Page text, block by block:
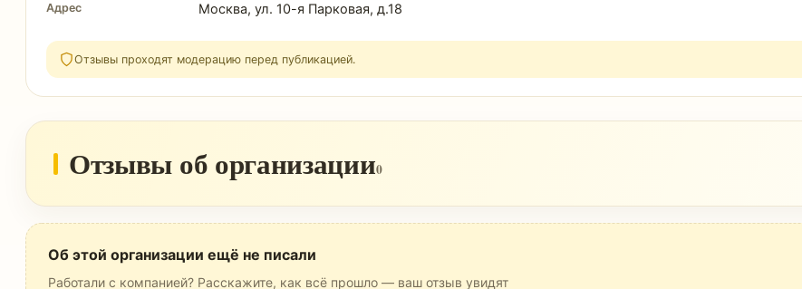
Адрес Москва, ул. 10-я Парковая, д.18
Отзывы проходят модерацию перед публикацией.
Отзывы об организации0
Об этой организации ещё не писали
Работали с компанией? Расскажите, как всё прошло — ваш отзыв увидят